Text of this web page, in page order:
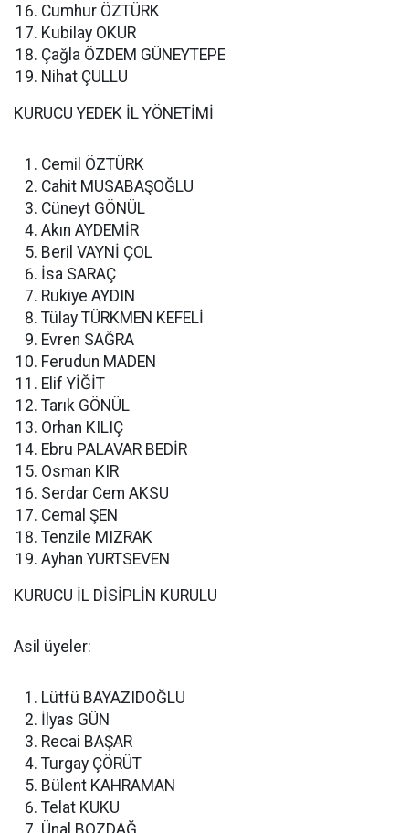
Cumhur ÖZTÜRK
Kubilay OKUR
Çağla ÖZDEM GÜNEYTEPE
Nihat ÇULLU
KURUCU YEDEK İL YÖNETİMİ
Cemil ÖZTÜRK
Cahit MUSABAŞOĞLU
Cüneyt GÖNÜL
Akın AYDEMİR
Beril VAYNİ ÇOL
İsa SARAÇ
Rukiye AYDIN
Tülay TÜRKMEN KEFELİ
Evren SAĞRA
Ferudun MADEN
Elif YİĞİT
Tarık GÖNÜL
Orhan KILIÇ
Ebru PALAVAR BEDİR
Osman KIR
Serdar Cem AKSU
Cemal ŞEN
Tenzile MIZRAK
Ayhan YURTSEVEN
KURUCU İL DİSİPLİN KURULU
Asil üyeler:
Lütfü BAYAZIDOĞLU
İlyas GÜN
Recai BAŞAR
Turgay ÇÖRÜT
Bülent KAHRAMAN
Telat KUKU